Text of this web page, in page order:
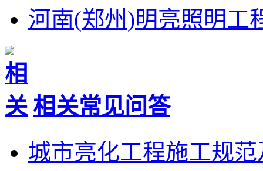
河南(郑州)明亮照明工
相关常见问答
城市亮化工程施工规